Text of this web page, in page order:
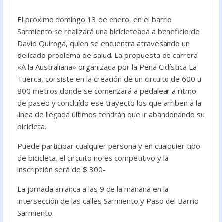
o
k p
El próximo domingo 13 de enero en el barrio
Sarmiento se realizará una bicicleteada a beneficio de
David Quiroga, quien se encuentra atravesando un
delicado problema de salud. La propuesta de carrera
«A la Australiana» organizada por la Peña Ciclística La
Tuerca, consiste en la creación de un circuito de 600 u
800 metros donde se comenzará a pedalear a ritmo
de paseo y concluído ese trayecto los que arriben a la
linea de llegada últimos tendrán que ir abandonando su
bicicleta.
Puede participar cualquier persona y en cualquier tipo
de bicicleta, el circuito no es competitivo y la
inscripción será de $ 300-
La jornada arranca a las 9 de la mañana en la
intersección de las calles Sarmiento y Paso del Barrio
Sarmiento.